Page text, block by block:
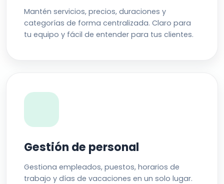
Mantén servicios, precios, duraciones y
categorías de forma centralizada. Claro para
tu equipo y fácil de entender para tus clientes.
Gestión de personal
Gestiona empleados, puestos, horarios de
trabajo y días de vacaciones en un solo lugar.